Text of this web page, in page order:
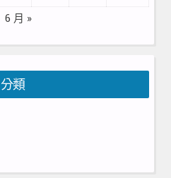
6 月 »
分類